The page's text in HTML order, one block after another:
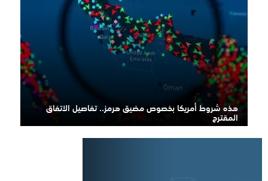
هذه شروط أمريكا بخصوص مضيق هرمز.. تفاصيل الاتفاق
المقترح